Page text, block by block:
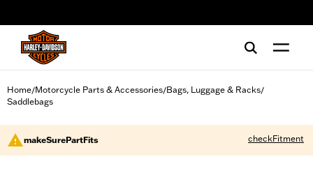
Home/Motorcycle Parts & Accessories/Bags, Luggage & Racks/
Saddlebags
makeSurePartFits checkFitment